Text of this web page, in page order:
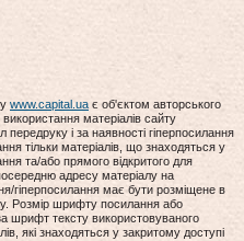
www.capital.ua є об'єктом авторського
матеріалів сайту
і за наявності гіперпосилання
тільки матеріалів, що знаходяться у
та/або прямого відкритого для
адресу матеріалу на
гіперпосилання має бути розміщене в
Розмір шрифту посилання або
шрифт тексту використовуваного
які знаходяться у закритому доступі